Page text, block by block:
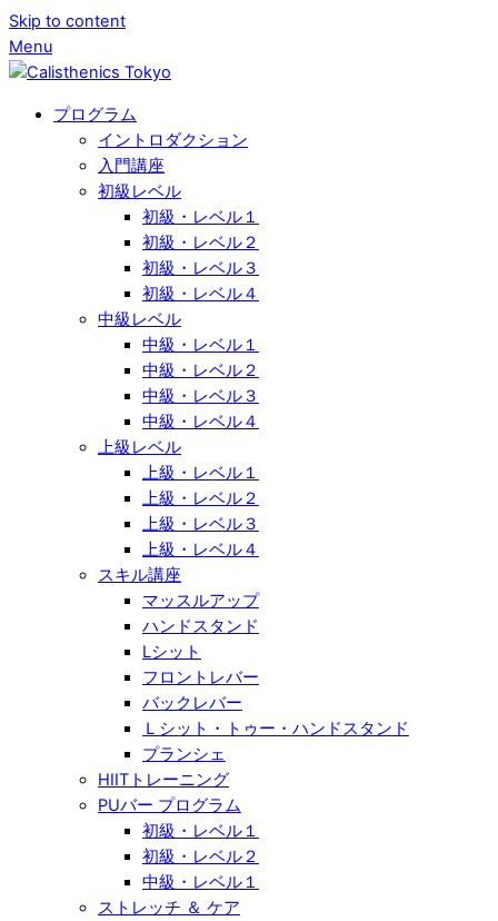
Skip to content
Menu
プログラム
イントロダクション
入門講座
初級レベル
初級・レベル１
初級・レベル２
初級・レベル３
初級・レベル４
中級レベル
中級・レベル１
中級・レベル２
中級・レベル３
中級・レベル４
上級レベル
上級・レベル１
上級・レベル２
上級・レベル３
上級・レベル４
スキル講座
マッスルアップ
ハンドスタンド
Lシット
フロントレバー
バックレバー
Ｌシット・トゥー・ハンドスタンド
プランシェ
HIITトレーニング
PUバー プログラム
初級・レベル１
初級・レベル２
中級・レベル１
ストレッチ ＆ ケア